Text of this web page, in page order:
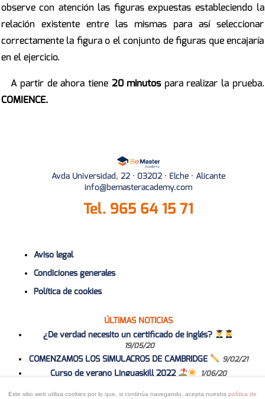
observe con atención las figuras expuestas estableciendo la
relación existente entre las mismas para así seleccionar
correctamente la figura o el conjunto de figuras que encajaría
en el ejercicio.
A partir de ahora tiene 20 minutospara realizar la prueba.
COMIENCE.
Este sitio web utiliza cookies por lo que, si continúa navegando, acepta nuestra política de
Avda Universidad, 22 · 03202 · Elche · Alicante
info@bemasteracademy.com
Tel. 965 64 15 71
Aviso legal
Condiciones generales
Política de cookies
ÚLTIMAS NOTICIAS
¿De verdad necesito un certificado de inglés?
19/05/20
COMENZAMOS LOS SIMULACROS DE CAMBRIDGE 9/02/21
Curso de verano Linguaskill 2022 1/06/20